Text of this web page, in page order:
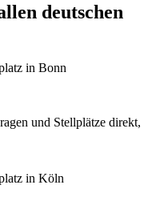
deutschen
und Stellplätze direkt,